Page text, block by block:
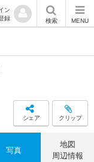
ン
録
検索 MENU
シェア クリップ
写真
地図
周辺情報